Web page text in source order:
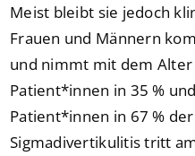
Meist bleibt sie jedoch
Frauen und Männern
und nimmt mit dem
Patient*innen in 35 %
Patient*innen in 67 % der
Sigmadivertikulitis tritt